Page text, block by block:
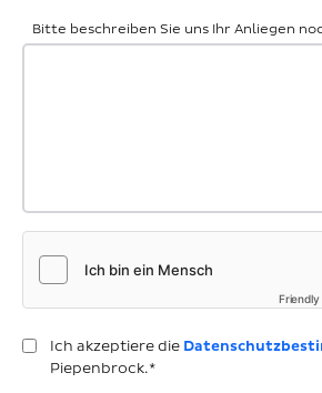
Bitte beschreiben Sie uns Ihr Anliegen
Ich akzeptiere die
Piepenbrock.*